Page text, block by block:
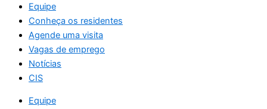
Equipe
Conheça os residentes
Agende uma visita
Vagas de emprego
Notícias
CIS
Equipe